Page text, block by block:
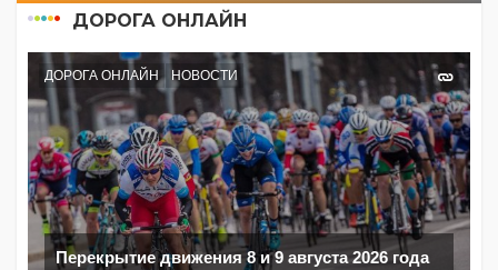
ДОРОГА ОНЛАЙН
ДОРОГА ОНЛАЙН НОВОСТИ
Перекрытие движения 8 и 9 августа 2026 года